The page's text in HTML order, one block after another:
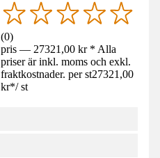
(0)
pris — 27321,00 kr * Alla
priser är inkl. moms och exkl.
fraktkostnader. per st27321,00
kr*/ st